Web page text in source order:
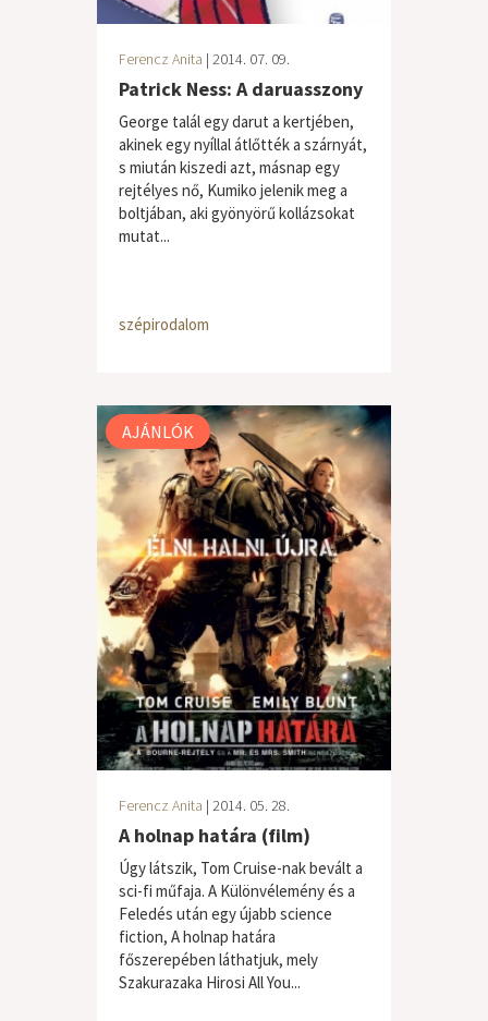
Ferencz Anita | 2014. 07. 09.
Patrick Ness: A daruasszony
George talál egy darut a kertjében,
akinek egy nyíllal átlőtték a szárnyát,
s miután kiszedi azt, másnap egy
rejtélyes nő, Kumiko jelenik meg a
boltjában, aki gyönyörű kollázsokat
mutat...
szépirodalom
AJÁNLÓK
Ferencz Anita | 2014. 05. 28.
A holnap határa (film)
Úgy látszik, Tom Cruise-nak bevált a
sci-fi műfaja. A Különvélemény és a
Feledés után egy újabb science
fiction, A holnap határa
főszerepében láthatjuk, mely
Szakurazaka Hirosi All You...